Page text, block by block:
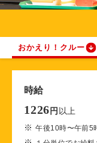
おかえり！クルー
時給
1226 円 以上
※午後10時〜午前5